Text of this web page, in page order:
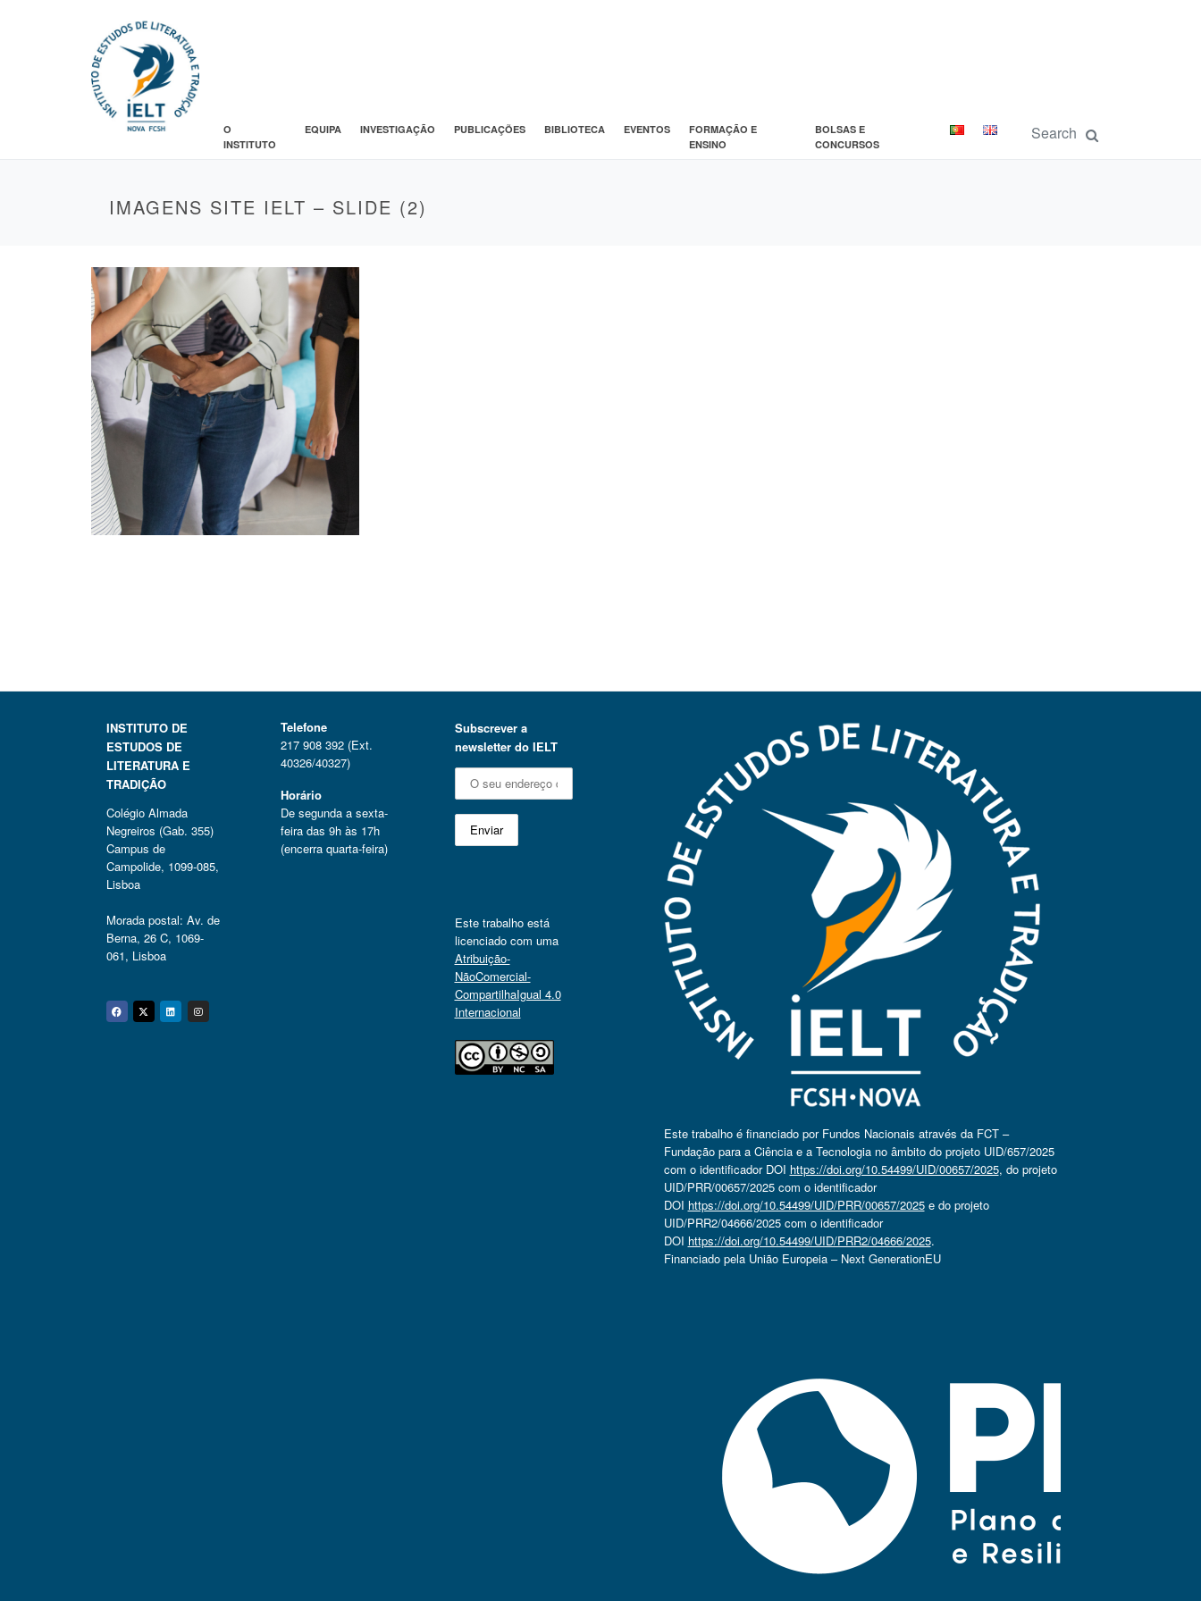
O
INSTITUTO
EQUIPA INVESTIGAÇÃO PUBLICAÇÕES BIBLIOTECA EVENTOS
FORMAÇÃO E
ENSINO
BOLSAS E
CONCURSOS
IMAGENS SITE IELT – SLIDE (2)
INSTITUTO DE
ESTUDOS DE
LITERATURA E
TRADIÇÃO
Colégio Almada
Negreiros (Gab. 355)
Campus de
Campolide, 1099-085,
Lisboa
Morada postal: Av. de
Berna, 26 C, 1069-
061, Lisboa
Facebook
Twitter
Linkedin
Instagram
Telefone
217 908 392 (Ext.
40326/40327)
Horário
De segunda a sexta-
feira das 9h às 17h
(encerra quarta-feira)
Subscrever a
newsletter do IELT
Este trabalho está
licenciado com uma
Atribuição-
NãoComercial-
CompartilhaIgual 4.0
Internacional
Este trabalho é financiado por Fundos Nacionais através da FCT –
Fundação para a Ciência e a Tecnologia no âmbito do projeto UID/657/2025
com o identificador DOI https://doi.org/10.54499/UID/00657/2025, do projeto
UID/PRR/00657/2025 com o identificador
DOI https://doi.org/10.54499/UID/PRR/00657/2025e do projeto
UID/PRR2/04666/2025 com o identificador
DOI https://doi.org/10.54499/UID/PRR2/04666/2025.
Financiado pela União Europeia – Next GenerationEU